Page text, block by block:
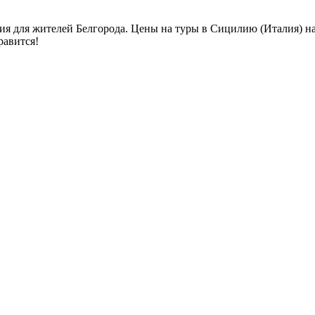
жителей Белгорода. Цены на туры в Сицилию (Италия)